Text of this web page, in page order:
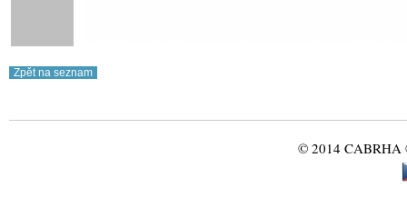
© 2014 CABRHA